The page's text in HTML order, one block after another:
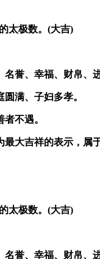
太极数。(大吉)
誉、幸福、财帛、进
满、子妇多孝。
不遇。
吉祥的表示，属于
太极数。(大吉)
誉、幸福、财帛、进